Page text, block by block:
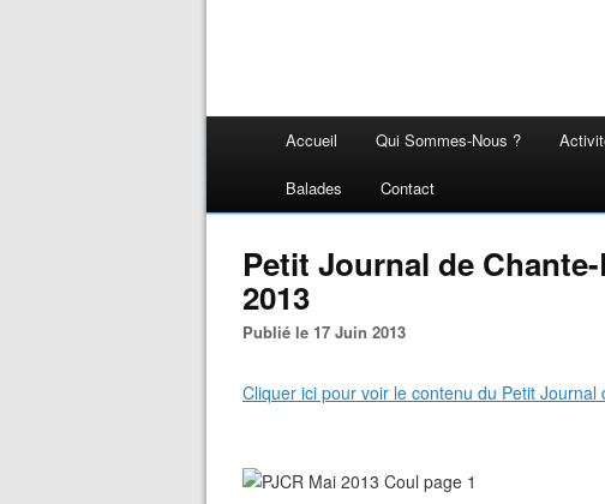
Accueil Qui Sommes-Nous ?
Balades Contact
Petit Journal de
2013
Publié le 17 Juin 2013
Cliquer ici pour voir le contenu du Petit Journal